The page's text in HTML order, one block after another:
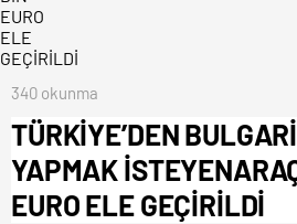
340 okunma
TÜRKİYE’DEN
YAPMAK
EURO ELE GEÇİRİLDİ